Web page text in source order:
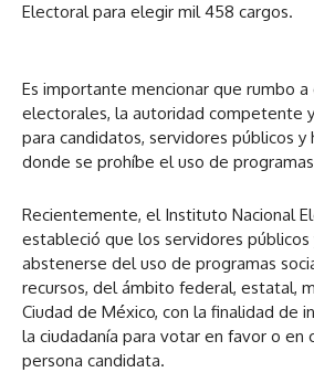
Electoral para elegir mil 458 cargos.
Es importante mencionar que rumbo
electorales, la autoridad competente
para candidatos, servidores públicos y
donde se prohíbe el uso de
Recientemente, el Instituto Nacional
estableció que los servidores públicos
abstenerse del uso de programas
recursos, del ámbito federal, estatal,
Ciudad de México, con la finalidad de
la ciudadanía para votar en favor o en
persona candidata.